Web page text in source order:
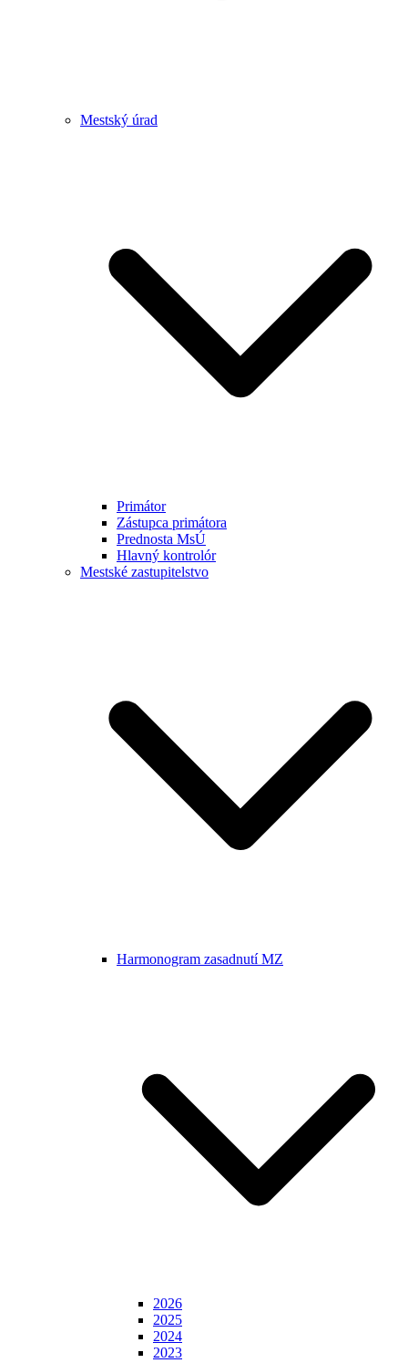
Mestský úrad
Primátor
Zástupca primátora
Prednosta MsÚ
Hlavný kontrolór
Mestské zastupitelstvo
Harmonogram zasadnutí MZ
2026
2025
2024
2023